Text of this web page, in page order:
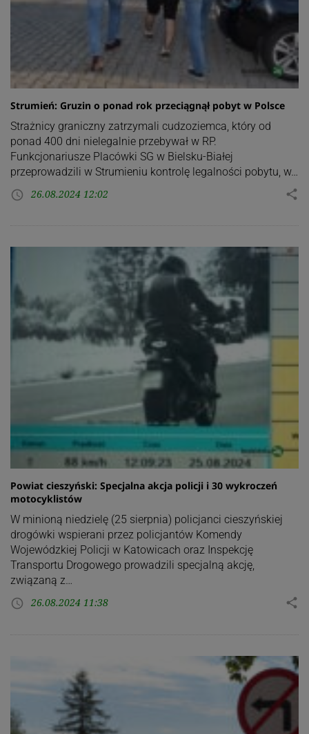
Strumień: Gruzin o ponad rok przeciągnął pobyt w Polsce
Strażnicy graniczny zatrzymali cudzoziemca, który od
ponad 400 dni nielegalnie przebywał w RP.
Funkcjonariusze Placówki SG w Bielsku-Białej
przeprowadzili w Strumieniu kontrolę legalności pobytu, w…
access_time 26.08.2024 12:02 share
Powiat cieszyński: Specjalna akcja policji i 30 wykroczeń
motocyklistów
W minioną niedzielę (25 sierpnia) policjanci cieszyńskiej
drogówki wspierani przez policjantów Komendy
Wojewódzkiej Policji w Katowicach oraz Inspekcję
Transportu Drogowego prowadzili specjalną akcję,
związaną z…
access_time 26.08.2024 11:38 share